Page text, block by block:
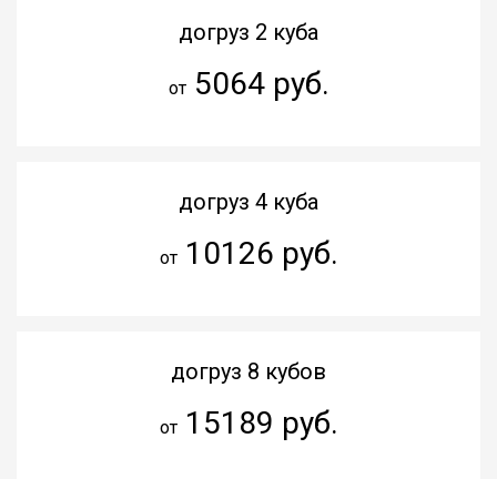
догруз 2 куба
от5064 руб.
догруз 4 куба
от10126 руб.
догруз 8 кубов
от15189 руб.